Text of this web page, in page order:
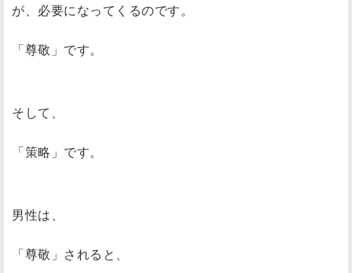
が、必要になってくるのです。
「尊敬」です。
そして、
「策略」です。
男性は、
「尊敬」されると、